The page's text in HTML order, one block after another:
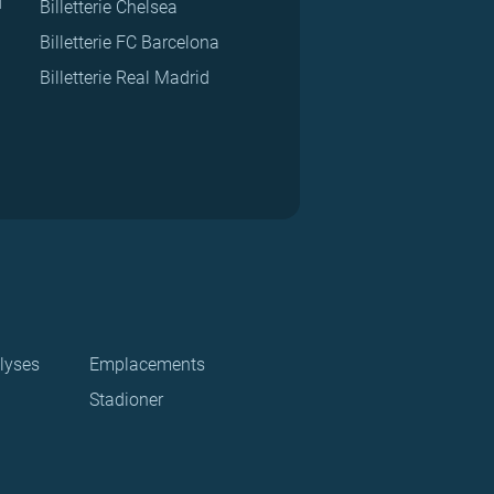
Billetterie Chelsea
Billetterie FC Barcelona
Billetterie Real Madrid
Emplacements
Stadioner